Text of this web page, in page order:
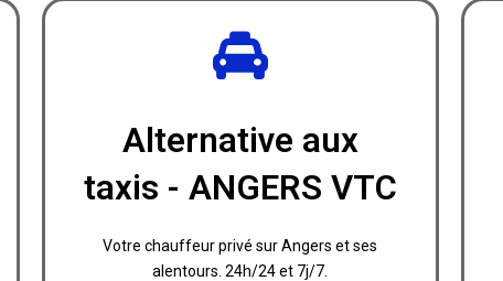
Alternative aux
taxis - ANGERS VTC
Votre chauffeur privé sur Angers et ses
alentours. 24h/24 et 7j/7.
Profitez de notre
réseau
Appelez-nous ou contactez-nous par email.
Réserver